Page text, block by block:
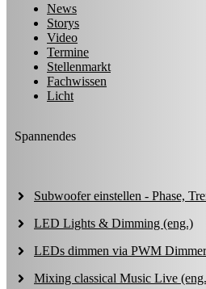
News
Storys
Video
Termine
Stellenmarkt
Fachwissen
Licht
Spannendes
Subwoofer einstellen - Phase,
LED Lights & Dimming (eng.)
LEDs dimmen via PWM Dimmer
Mixing classical Music Live